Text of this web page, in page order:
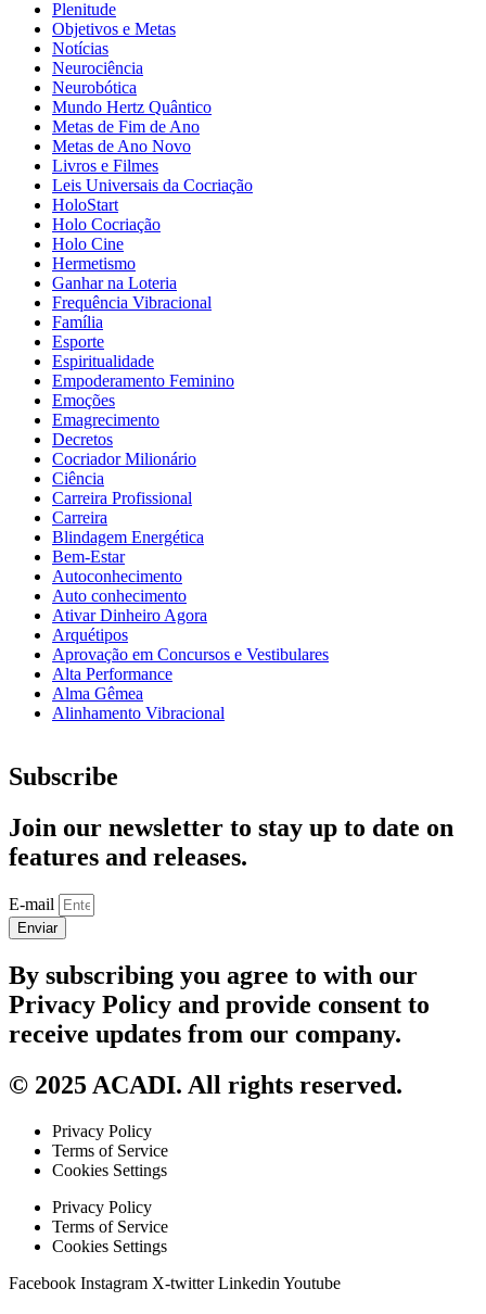
Plenitude
Objetivos e Metas
Notícias
Neurociência
Neurobótica
Mundo Hertz Quântico
Metas de Fim de Ano
Metas de Ano Novo
Livros e Filmes
Leis Universais da Cocriação
HoloStart
Holo Cocriação
Holo Cine
Hermetismo
Ganhar na Loteria
Frequência Vibracional
Família
Esporte
Espiritualidade
Empoderamento Feminino
Emoções
Emagrecimento
Decretos
Cocriador Milionário
Ciência
Carreira Profissional
Carreira
Blindagem Energética
Bem-Estar
Autoconhecimento
Auto conhecimento
Ativar Dinheiro Agora
Arquétipos
Aprovação em Concursos e Vestibulares
Alta Performance
Alma Gêmea
Alinhamento Vibracional
Subscribe
Join our newsletter to stay up to date on
features and releases.
E-mail
Enviar
By subscribing you agree to with our
Privacy Policy and provide consent to
receive updates from our company.
© 2025 ACADI. All rights reserved.
Privacy Policy
Terms of Service
Cookies Settings
Privacy Policy
Terms of Service
Cookies Settings
Facebook Instagram X-twitter Linkedin Youtube